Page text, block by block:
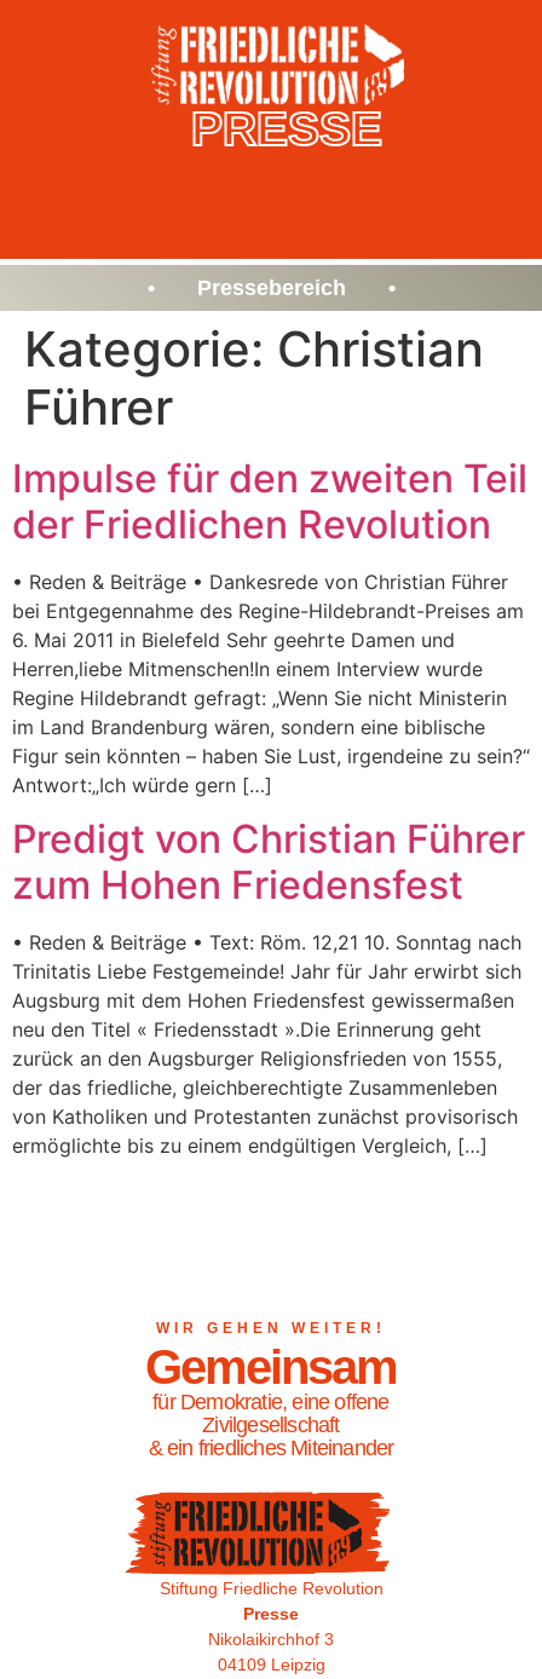
PRESSE
• Pressebereich •
Kategorie: Christian
Führer
Impulse für den zweiten Teil
der Friedlichen Revolution
• Reden & Beiträge • Dankesrede von Christian Führer
bei Entgegennahme des Regine-Hildebrandt-Preises am
6. Mai 2011 in Bielefeld Sehr geehrte Damen und
Herren,liebe Mitmenschen!In einem Interview wurde
Regine Hildebrandt gefragt: „Wenn Sie nicht Ministerin
im Land Brandenburg wären, sondern eine biblische
Figur sein könnten – haben Sie Lust, irgendeine zu sein?“
Antwort:„Ich würde gern […]
Predigt von Christian Führer
zum Hohen Friedensfest
• Reden & Beiträge • Text: Röm. 12,21 10. Sonntag nach
Trinitatis Liebe Festgemeinde! Jahr für Jahr erwirbt sich
Augsburg mit dem Hohen Friedensfest gewissermaßen
neu den Titel « Friedensstadt ».Die Erinnerung geht
zurück an den Augsburger Religionsfrieden von 1555,
der das friedliche, gleichberechtigte Zusammenleben
von Katholiken und Protestanten zunächst provisorisch
ermöglichte bis zu einem endgültigen Vergleich, […]
WIR GEHEN WEITER!
Gemeinsam
für Demokratie, eine offene
Zivilgesellschaft
& ein friedliches Miteinander
Stiftung Friedliche Revolution
Presse
Nikolaikirchhof 3
04109 Leipzig